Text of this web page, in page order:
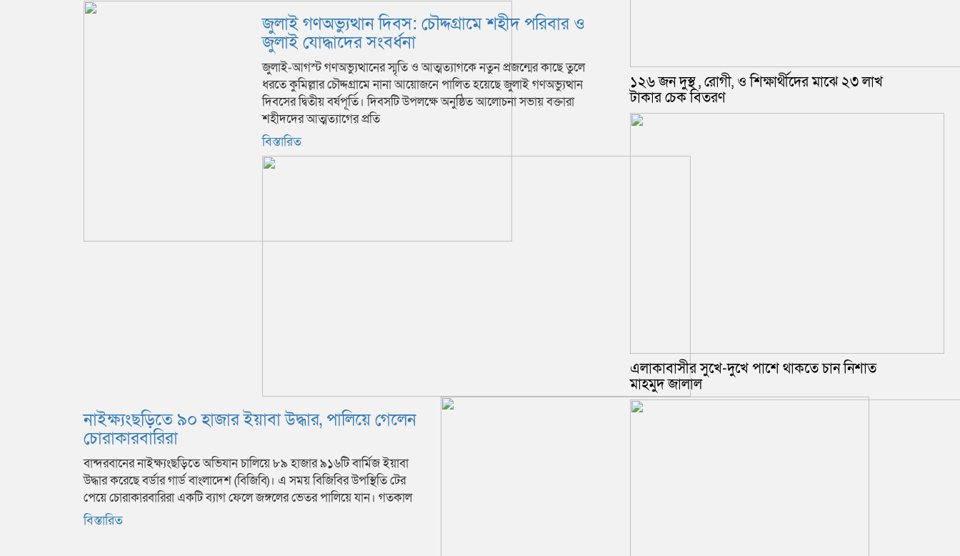
জুলাই গণঅভ্যুত্থান দিবস: চৌদ্দগ্রামে শহীদ পরিবার ও
জুলাই যোদ্ধাদের সংবর্ধনা
জুলাই-আগস্ট গণঅভ্যুত্থানের স্মৃতি ও আত্মত্যাগকে নতুন প্রজন্মের কাছে তুলে
ধরতে কুমিল্লার চৌদ্দগ্রামে নানা আয়োজনে পালিত হয়েছে জুলাই গণঅভ্যুত্থান
দিবসের দ্বিতীয় বর্ষপূর্তি। দিবসটি উপলক্ষে অনুষ্ঠিত আলোচনা সভায় বক্তারা
শহীদদের আত্মত্যাগের প্রতি
বিস্তারিত
নাইক্ষ্যংছড়িতে ৯০ হাজার ইয়াবা উদ্ধার, পালিয়ে গেলেন
চোরাকারবারিরা
বান্দরবানের নাইক্ষ্যংছড়িতে অভিযান চালিয়ে ৮৯ হাজার ৯১৬টি বার্মিজ ইয়াবা
উদ্ধার করেছে বর্ডার গার্ড বাংলাদেশ (বিজিবি)। এ সময় বিজিবির উপস্থিতি টের
পেয়ে চোরাকারবারিরা একটি ব্যাগ ফেলে জঙ্গলের ভেতর পালিয়ে যান। গতকাল
বিস্তারিত
১২৬ জন দুস্থ , রোগী, ও শিক্ষার্থীদের মাঝে ২৩ লাখ
টাকার চেক বিতরণ
এলাকাবাসীর সুখে-দুখে পাশে থাকতে চান নিশাত
মাহমুদ জালাল